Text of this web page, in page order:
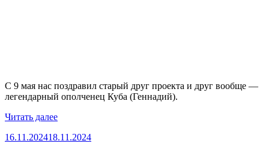
С 9 мая нас поздравил старый друг проекта и друг вообще —
легендарный ополченец Куба (Геннадий).
Читать далее«Поздравления
друзей
Опубликовано
16.11.202418.11.2024